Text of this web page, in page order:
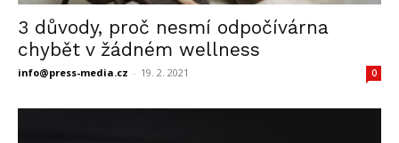
3 důvody, proč nesmí odpočívárna
chybět v žádném wellness
info@press-media.cz - 19. 2. 2021 0